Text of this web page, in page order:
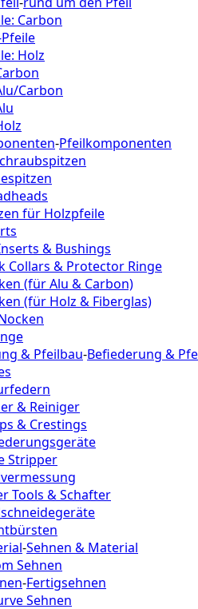
Carbon
Holz
Carbon
-Pfeilkomponenten
für Holzpfeile
& Bushings
Collars & Protector Ringe
(für Alu & Carbon)
(für Holz & Fiberglas)
& Pfeilbau-Befiederung &
& Reiniger
& Crestings
Stripper
Tools & Schafter
-Sehnen & Material
Sehnen
-Fertigsehnen
Sehnen